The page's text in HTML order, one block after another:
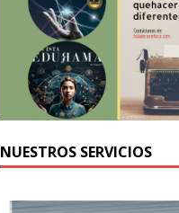
NUESTROS SERVICIOS